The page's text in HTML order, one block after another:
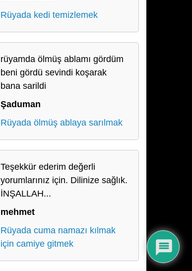
Rüyada kedi temizlemek
rüyamda ölmüş ablamı gördüm
beni gördü sevindi koşarak
bana sarildi
Şaduman
Rüyada ölmüş ablaya sarılmak
Teşekkür ederim değerli
yorumlarınız için. Dilinize sağlık.
İNŞALLAH...
mehmet
Rüyada cuma namazı kılmak
için camiye gitmek